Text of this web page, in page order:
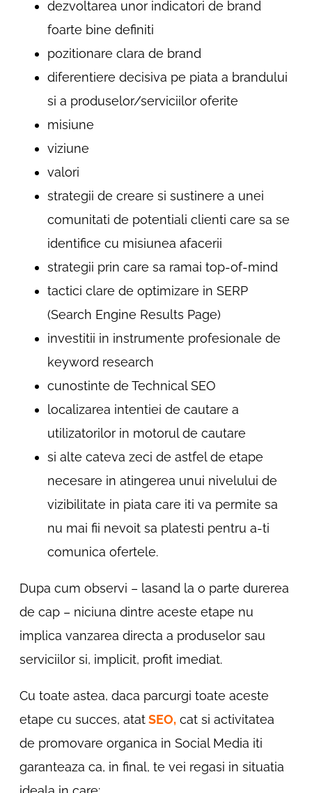
dezvoltarea unor indicatori de brand
foarte bine definiti
pozitionare clara de brand
diferentiere decisiva pe piata a brandului
si a produselor/serviciilor oferite
misiune
viziune
valori
strategii de creare si sustinere a unei
comunitati de potentiali clienti care sa se
identifice cu misiunea afacerii
strategii prin care sa ramai top-of-mind
tactici clare de optimizare in SERP
(Search Engine Results Page)
investitii in instrumente profesionale de
keyword research
cunostinte de Technical SEO
localizarea intentiei de cautare a
utilizatorilor in motorul de cautare
si alte cateva zeci de astfel de etape
necesare in atingerea unui nivelului de
vizibilitate in piata care iti va permite sa
nu mai fii nevoit sa platesti pentru a-ti
comunica ofertele.
Dupa cum observi – lasand la o parte durerea
de cap – niciuna dintre aceste etape nu
implica vanzarea directa a produselor sau
serviciilor si, implicit, profit imediat.
Cu toate astea, daca parcurgi toate aceste
etape cu succes, atat SEO, cat si activitatea
de promovare organica in Social Media iti
garanteaza ca, in final, te vei regasi in situatia